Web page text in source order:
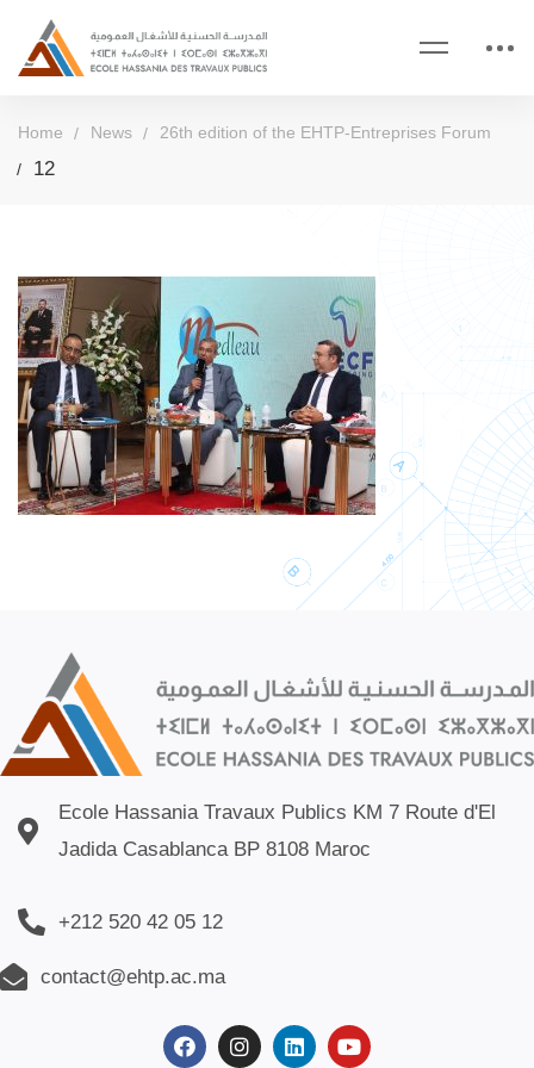
Home News 26th edition of the EHTP-Entreprises Forum
12
Ecole Hassania Travaux Publics KM 7 Route d'El
Jadida Casablanca BP 8108 Maroc
+212 520 42 05 12
contact@ehtp.ac.ma